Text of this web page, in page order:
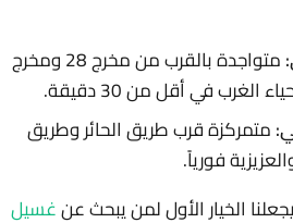
متواجدة بالقرب من مخرج 28 ومخرج
متمركزة قرب طريق الحائر وطريق
فورياً.
الخيار الأول لمن يبحث عنغسيل